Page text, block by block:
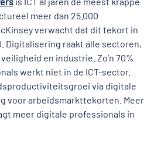
meer dan 25.000
verwacht dat dit tekort in
Digitalisering raakt álle sectoren,
en industrie. Zo’n 70%
werkt niet in de ICT-sector.
via digitale
voor arbeidsmarkttekorten. Meer
meer digitale professionals in